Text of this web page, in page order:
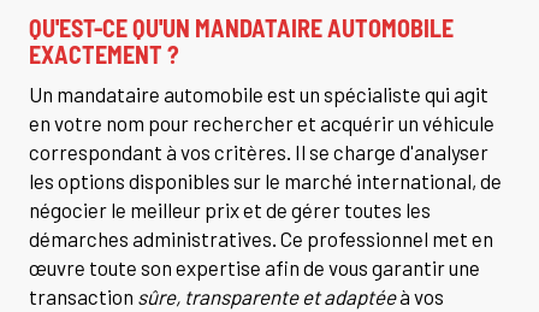
QU'EST-CE QU'UN MANDATAIRE AUTOMOBILE
EXACTEMENT ?
Un mandataire automobile est un spécialiste qui agit
en votre nom pour rechercher et acquérir un véhicule
correspondant à vos critères. Il se charge d'analyser
les options disponibles sur le marché international, de
négocier le meilleur prix et de gérer toutes les
démarches administratives. Ce professionnel met en
œuvre toute son expertise afin de vous garantir une
transaction sûre, transparente et adaptéeà vos